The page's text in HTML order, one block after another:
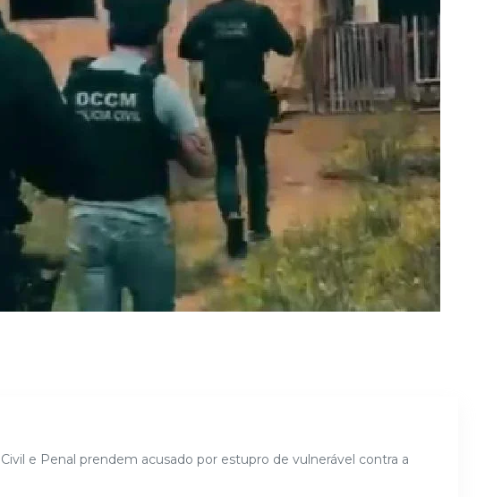
Civil e Penal prendem acusado por estupro de vulnerável contra a